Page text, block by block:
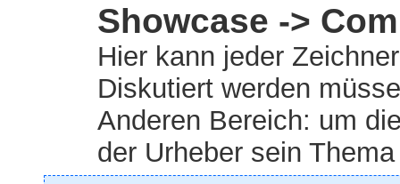
Showcase ->
Hier kann jeder
Diskutiert werden
Anderen Bereich: um
der Urheber sein